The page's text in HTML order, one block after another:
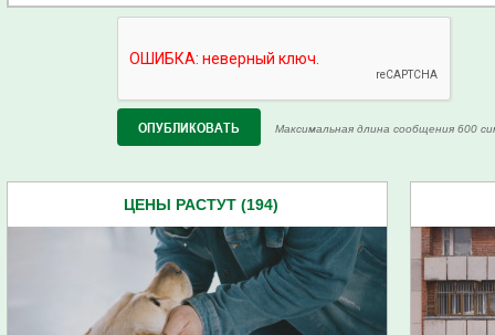
Максимальная длина сообщения 600
ЦЕНЫ РАСТУТ (194)